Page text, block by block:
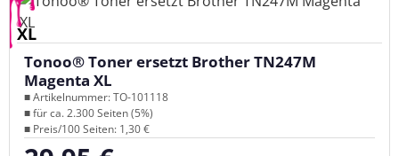
XL
Tonoo® Toner ersetzt Brother TN247M
Magenta XL
■ Artikelnummer: TO-101118
■ für ca. 2.300 Seiten (5%)
■ Preis/100 Seiten: 1,30 €